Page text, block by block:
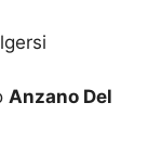
Anzano Del